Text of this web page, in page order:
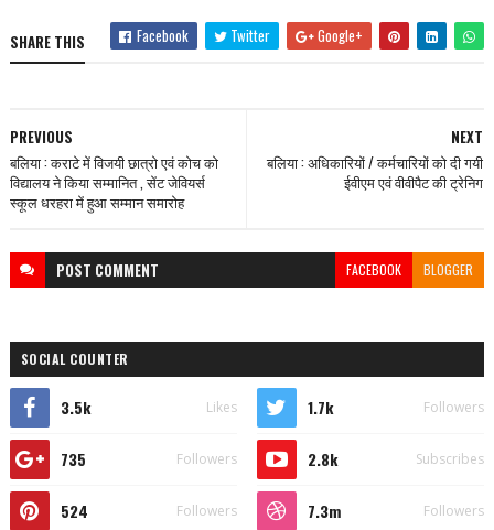
SHARE THIS Facebook Twitter Google+
NEXT
बलिया : अधिकारियों / कर्मचारियों को दी गयी
ईवीएम एवं वीवीपैट की ट्रेनिग
PREVIOUS
बलिया : कराटे में विजयी छात्रो एवं कोच को
विद्यालय ने किया सम्मानित , सेंट जेवियर्स
स्कूल धरहरा में हुआ सम्मान समारोह
POST COMMENT FACEBOOK BLOGGER
SOCIAL COUNTER
3.5k Likes 1.7k Followers
735 Followers 2.8k Subscribes
524 Followers 7.3m Followers